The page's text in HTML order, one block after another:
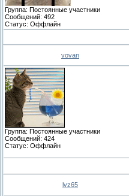
Группа: Постоянные участники
Сообщений: 492
Статус: Оффлайн
vovan
Группа: Постоянные участники
Сообщений: 424
Статус: Оффлайн
lvz65